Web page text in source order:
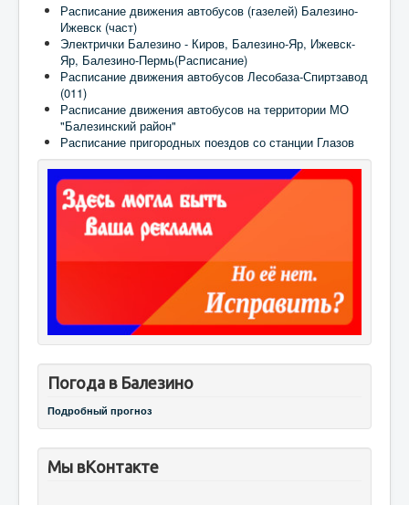
Расписание движения автобусов (газелей) Балезино-
Ижевск (част)
Электрички Балезино - Киров, Балезино-Яр, Ижевск-
Яр, Балезино-Пермь(Расписание)
Расписание движения автобусов Лесобаза-Спиртзавод
(011)
Расписание движения автобусов на территории МО
"Балезинский район"
Расписание пригородных поездов со станции Глазов
Погода в Балезино
Подробный прогноз
Мы вКонтакте